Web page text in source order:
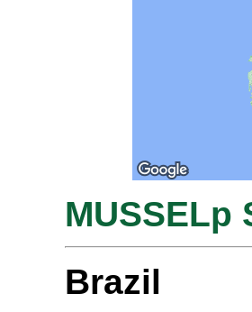
MUSSELp
Brazil